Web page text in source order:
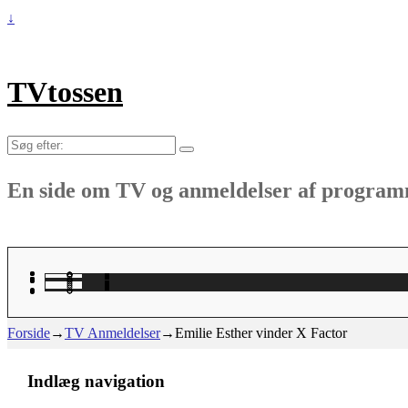
↓
TVtossen
Søg
En side om TV og anmeldelser af
Forside→TV Anmeldelser→Emilie Esther vinder X Factor
Indlæg navigation